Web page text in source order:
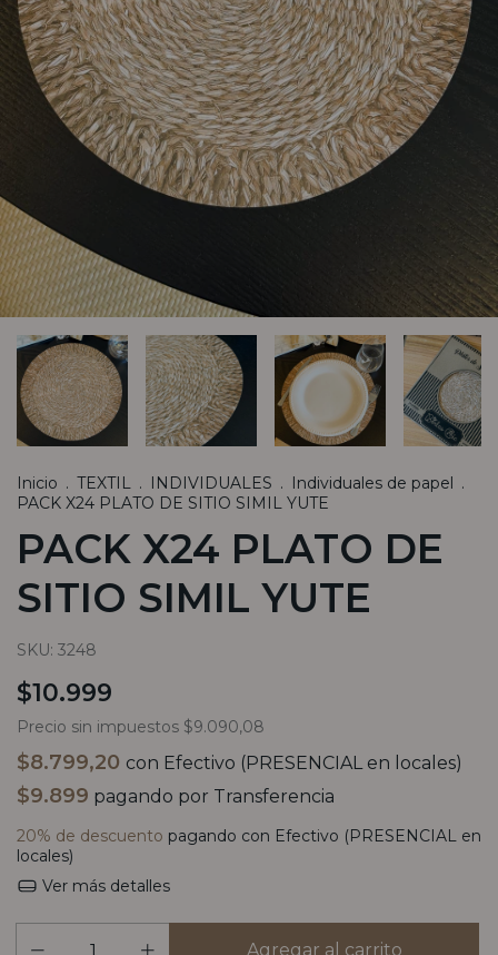
Inicio . TEXTIL . INDIVIDUALES . Individuales de papel .
PACK X24 PLATO DE SITIO SIMIL YUTE
PACK X24 PLATO DE
SITIO SIMIL YUTE
SKU: 3248
$10.999
Precio sin impuestos $9.090,08
$8.799,20 con Efectivo (PRESENCIAL en locales)
$9.899 pagando por Transferencia
20% de descuento pagando con Efectivo (PRESENCIAL en
locales)
Ver más detalles